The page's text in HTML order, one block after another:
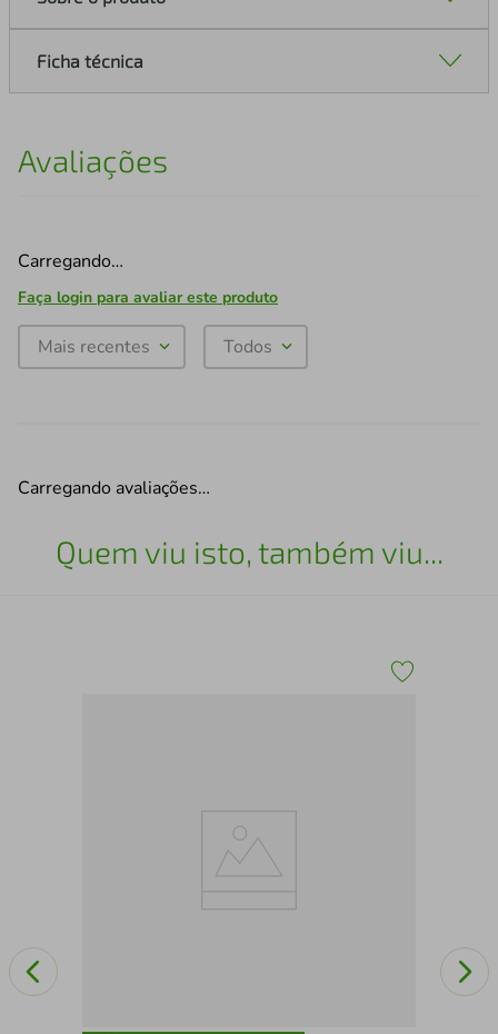
Ficha técnica
Avaliações
Carregando…
Faça login para avaliar este produto
Mais recentes Todos
Carregando avaliações…
Quem viu isto, também viu...